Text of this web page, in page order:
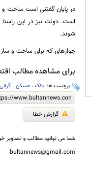
در پایان گفتنی است ساخت
است. دولت نیز در این
شوند.
جوازهای که برای ساخت و ساز صادر
برای مشاهده مطالب
برچسب ها: بانک، مسکن، گرانی
گزارش خطا
شما می توانید مطالب و تصاویر
bultannews@gmail.com